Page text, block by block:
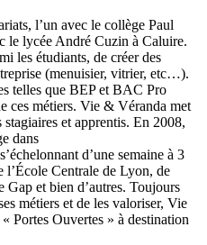
l’un avec le collège Paul
le lycée André Cuzin à Caluire.
les étudiants, de créer des
(menuisier, vitrier, etc…).
telles que BEP et BAC Pro
ces métiers. Vie & Véranda met
stagiaires et apprentis. En 2008,
dans
d’une semaine à 3
l’École Centrale de Lyon, de
Gap et bien d’autres. Toujours
métiers et de les valoriser, Vie
Portes Ouvertes » à destination